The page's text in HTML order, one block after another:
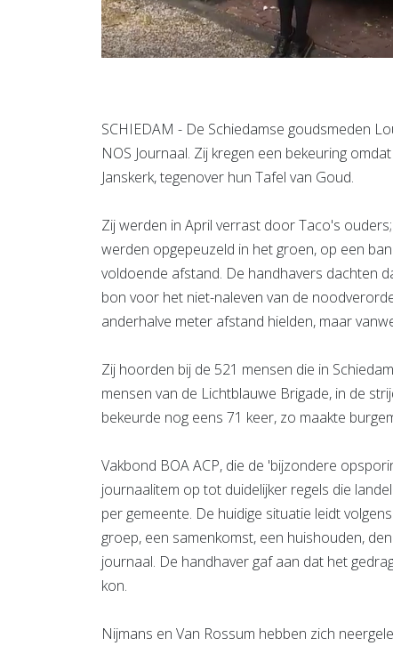
SCHIEDAM - De Schiedamse goudsmeden
NOS Journaal. Zij kregen een bekeuring
Janskerk, tegenover hun Tafel van Goud.
Zij werden in April verrast door Taco's
werden opgepeuzeld in het groen, op een
voldoende afstand. De handhavers dachten
bon voor het niet-naleven van de
anderhalve meter afstand hielden, maar
Zij hoorden bij de 521 mensen die in
mensen van de Lichtblauwe Brigade, in de
bekeurde nog eens 71 keer, zo maakte
Vakbond BOA ACP, die de 'bijzondere
journaalitem op tot duidelijker regels die
per gemeente. De huidige situatie leidt
groep, een samenkomst, een huishouden,
journaal. De handhaver gaf aan dat het
kon.
Nijmans en Van Rossum hebben zich